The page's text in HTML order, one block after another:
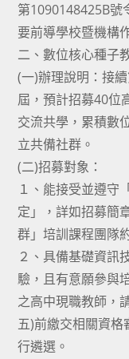
第1090148425B號
要前導學校暨機構
二、數位核心種子
(一)辦理說明：接
屆，預計招募40位
交流共學，累積數
立共備社群。
(二)招募對象：
１、能接受並遵守
定」，詳如招募簡
群」培訓課程團隊
２、具備基礎資訊
驗，且有意願參與
之高中現職教師，
五)前繳交相關資
行遴選。